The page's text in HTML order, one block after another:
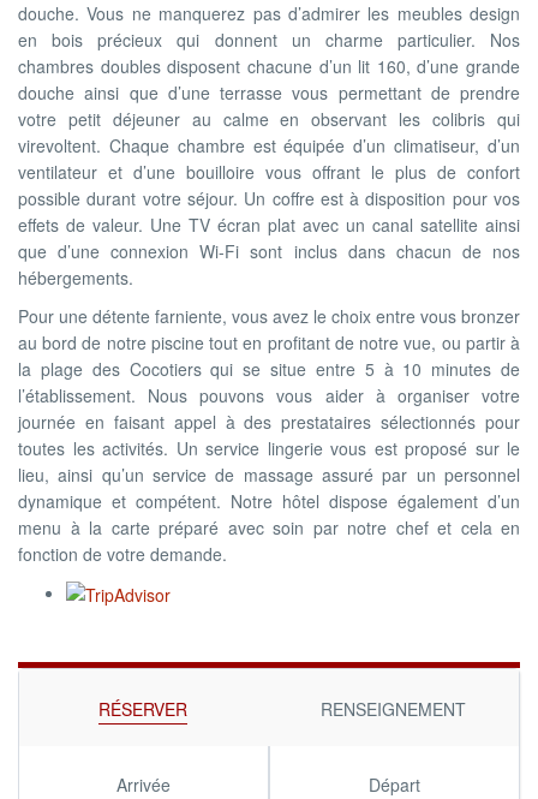
douche. Vous ne manquerez pas d’admirer les meubles design
en bois précieux qui donnent un charme particulier. Nos
chambres doubles disposent chacune d’un lit 160, d’une grande
douche ainsi que d’une terrasse vous permettant de prendre
votre petit déjeuner au calme en observant les colibris qui
virevoltent. Chaque chambre est équipée d’un climatiseur, d’un
ventilateur et d’une bouilloire vous offrant le plus de confort
possible durant votre séjour. Un coffre est à disposition pour vos
effets de valeur. Une TV écran plat avec un canal satellite ainsi
que d’une connexion Wi-Fi sont inclus dans chacun de nos
hébergements.
Pour une détente farniente, vous avez le choix entre vous bronzer
au bord de notre piscine tout en profitant de notre vue, ou partir à
la plage des Cocotiers qui se situe entre 5 à 10 minutes de
l’établissement. Nous pouvons vous aider à organiser votre
journée en faisant appel à des prestataires sélectionnés pour
toutes les activités. Un service lingerie vous est proposé sur le
lieu, ainsi qu’un service de massage assuré par un personnel
dynamique et compétent. Notre hôtel dispose également d’un
menu à la carte préparé avec soin par notre chef et cela en
fonction de votre demande.
RÉSERVER RENSEIGNEMENT
Arrivée
Départ